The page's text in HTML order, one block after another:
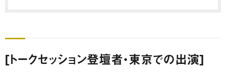
[トークセッション登壇者・東京での出演]